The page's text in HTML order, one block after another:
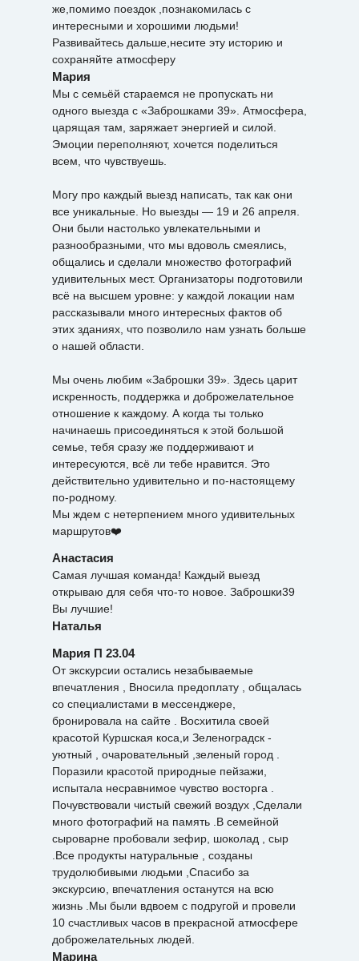
же,помимо поездок ,познакомилась с
интересными и хорошими людьми!
Развивайтесь дальше,несите эту историю и
сохраняйте атмосферу
Мария
Мы с семьёй стараемся не пропускать ни
одного выезда с «Заброшками 39». Атмосфера,
царящая там, заряжает энергией и силой.
Эмоции переполняют, хочется поделиться
всем, что чувствуешь.
Могу про каждый выезд написать, так как они
все уникальные. Но выезды — 19 и 26 апреля.
Они были настолько увлекательными и
разнообразными, что мы вдоволь смеялись,
общались и сделали множество фотографий
удивительных мест. Организаторы подготовили
всё на высшем уровне: у каждой локации нам
рассказывали много интересных фактов об
этих зданиях, что позволило нам узнать больше
о нашей области.
Мы очень любим «Заброшки 39». Здесь царит
искренность, поддержка и доброжелательное
отношение к каждому. А когда ты только
начинаешь присоединяться к этой большой
семье, тебя сразу же поддерживают и
интересуются, всё ли тебе нравится. Это
действительно удивительно и по-настоящему
по-родному.
Мы ждем с нетерпением много удивительных
маршрутов❤️
Анастасия
Самая лучшая команда! Каждый выезд
открываю для себя что-то новое. Заброшки39
Вы лучшие!
Наталья
Мария П 23.04
От экскурсии остались незабываемые
впечатления , Вносила предоплату , общалась
со специалистами в мессенджере,
бронировала на сайте . Восхитила своей
красотой Куршская коса,и Зеленоградск -
уютный , очаровательный ,зеленый город .
Поразили красотой природные пейзажи,
испытала несравнимое чувство восторга .
Почувствовали чистый свежий воздух ,Сделали
много фотографий на память .В семейной
сыроварне пробовали зефир, шоколад , сыр
.Все продукты натуральные , созданы
трудолюбивыми людьми ,Спасибо за
экскурсию, впечатления останутся на всю
жизнь .Мы были вдвоем с подругой и провели
10 счастливых часов в прекрасной атмосфере
доброжелательных людей.
Марина